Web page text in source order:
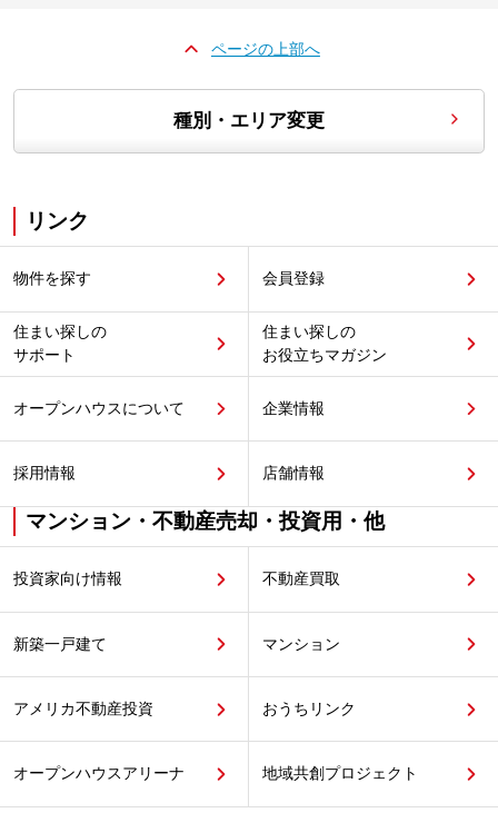
ページの上部へ
種別・エリア変更
リンク
物件を探す 会員登録
住まい探しの
サポート
住まい探しの
お役立ちマガジン
オープンハウスについて 企業情報
採用情報 店舗情報
マンション・不動産売却・投資用・他
投資家向け情報 不動産買取
新築一戸建て マンション
アメリカ不動産投資 おうちリンク
オープンハウスアリーナ 地域共創プロジェクト